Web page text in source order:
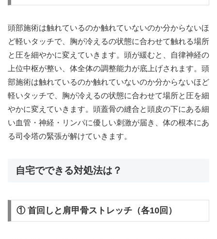
頭部施術は触れているのか触れていないのか分からないほ
ど軽いタッチで、胸が冷えるの状態に合わせて触れる場所
と圧を細やかに変えていきます。頭が緩むと、自律神経の
上位中枢が整い、体全体の調整能力が底上げされます。頭
部施術は触れているのか触れていないのか分からないほど
軽いタッチで、胸が冷えるの状態に合わせて場所と圧を細
やかに変えていきます。頭蓋骨の縫合と頭皮の下にある細
い血管・神経・リンパに優しい刺激が届き、体の根本にあ
る司令塔の緊張が解けていきます。
自宅でできる対処法は？
① 首回しと肩甲骨ストレッチ（各10回）